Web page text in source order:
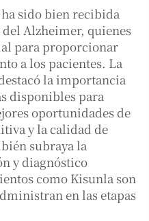
sido bien recibida
Alzheimer, quienes
para proporcionar
a los pacientes. La
la importancia
disponibles para
oportunidades de
y la calidad de
subraya la
y diagnóstico
como Kisunla son
en las etapas